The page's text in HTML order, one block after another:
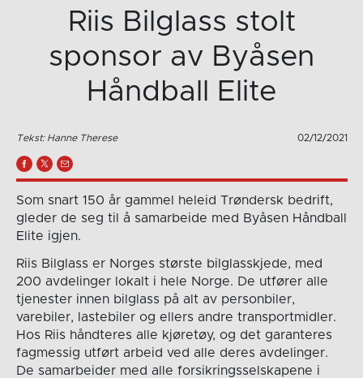
Riis Bilglass stolt
sponsor av Byåsen
Håndball Elite
Tekst: Hanne Therese 02/12/2021
Som snart 150 år gammel heleid Trøndersk bedrift,
gleder de seg til å samarbeide med Byåsen Håndball
Elite igjen.
Riis Bilglass er Norges største bilglasskjede, med
200 avdelinger lokalt i hele Norge. De utfører alle
tjenester innen bilglass på alt av personbiler,
varebiler, lastebiler og ellers andre transportmidler.
Hos Riis håndteres alle kjøretøy, og det garanteres
fagmessig utført arbeid ved alle deres avdelinger.
De samarbeider med alle forsikringsselskapene i